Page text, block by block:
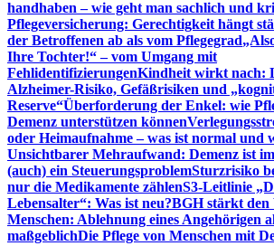
handhaben – wie geht man sachlich und
Pflegeversicherung: Gerechtigkeit hängt
der Betroffenen ab als vom Pflegegrad
Ihre Tochter!“ – vom Umgang mit
FehlidentifizierungenKindheit wirkt nach:
Alzheimer-Risiko, Gefäßrisiken und
Reserve“Überforderung der Enkel: wie
Demenz unterstützen können
oder Heimaufnahme – was ist normal und
Unsichtbarer Mehraufwand: Demenz ist
(auch) ein SteuerungsproblemSturzrisiko
nur die Medikamente zählenS3-Leitlinie
Lebensalter“: Was ist neu?BGH stärkt
Menschen: Ablehnung eines Angehörigen
maßgeblichDie Pflege von Menschen mit